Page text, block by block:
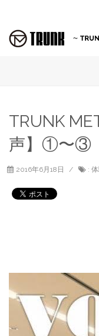
TRUNK
声】①〜③
2016年6月18日 :